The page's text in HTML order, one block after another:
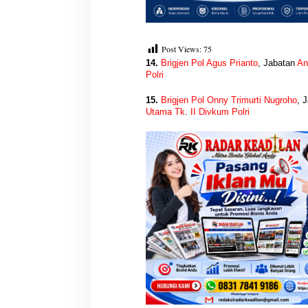
Post Views: 75
14. Brigjen Pol Agus Prianto, Jabatan
Polri
15. Brigjen Pol Onny Trimurti Nugroho,
Utama Tk. II Divkum Polri